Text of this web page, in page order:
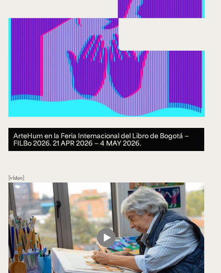
ArteHum en la Feria Internacional del Libro de Bogotá —
FILBo 2026.21 APR 2026 ― 4 MAY 2026.
video